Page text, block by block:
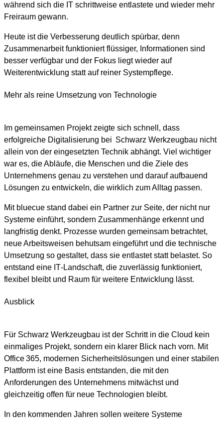
während sich die IT schrittweise entlastete und wieder mehr
Freiraum gewann.
Heute ist die Verbesserung deutlich spürbar, denn
Zusammenarbeit funktioniert flüssiger, Informationen sind
besser verfügbar und der Fokus liegt wieder auf
Weiterentwicklung statt auf reiner Systempflege.
Mehr als reine Umsetzung von Technologie
Im gemeinsamen Projekt zeigte sich schnell, dass
erfolgreiche Digitalisierung bei Schwarz Werkzeugbau nicht
allein von der eingesetzten Technik abhängt. Viel wichtiger
war es, die Abläufe, die Menschen und die Ziele des
Unternehmens genau zu verstehen und darauf aufbauend
Lösungen zu entwickeln, die wirklich zum Alltag passen.
Mit bluecue stand dabei ein Partner zur Seite, der nicht nur
Systeme einführt, sondern Zusammenhänge erkennt und
langfristig denkt. Prozesse wurden gemeinsam betrachtet,
neue Arbeitsweisen behutsam eingeführt und die technische
Umsetzung so gestaltet, dass sie entlastet statt belastet. So
entstand eine IT‑Landschaft, die zuverlässig funktioniert,
flexibel bleibt und Raum für weitere Entwicklung lässt.
Ausblick
Für Schwarz Werkzeugbau ist der Schritt in die Cloud kein
einmaliges Projekt, sondern ein klarer Blick nach vorn. Mit
Office 365, modernen Sicherheitslösungen und einer stabilen
Plattform ist eine Basis entstanden, die mit den
Anforderungen des Unternehmens mitwächst und
gleichzeitig offen für neue Technologien bleibt.
In den kommenden Jahren sollen weitere Systeme